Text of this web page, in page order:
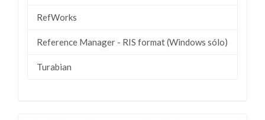
RefWorks
Reference Manager - RIS format (Windows sólo)
Turabian